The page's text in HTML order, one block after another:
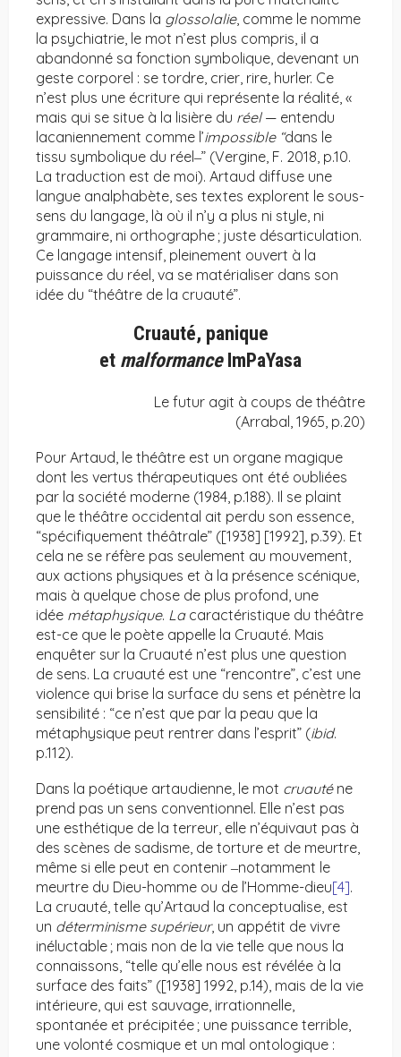
expressive. Dans la glossolalie, comme le nomme
la psychiatrie, le mot n’est plus compris, il a
abandonné sa fonction symbolique, devenant un
geste corporel : se tordre, crier, rire, hurler. Ce
n’est plus une écriture qui représente la réalité, «
mais qui se situe à la lisière du réel— entendu
lacaniennement comme l’impossible “dans le
tissu symbolique du réel‒” (Vergine, F. 2018, p.10.
La traduction est de moi). Artaud diffuse une
langue analphabète, ses textes explorent le sous-
sens du langage, là où il n’y a plus ni style, ni
grammaire, ni orthographe ; juste désarticulation.
Ce langage intensif, pleinement ouvert à la
puissance du réel, va se matérialiser dans son
idée du “théâtre de la cruauté”.
Cruauté, panique
et malformanceImPaYasa
Le futur agit à coups de théâtre
(Arrabal, 1965, p.20)
Pour Artaud, le théâtre est un organe magique
dont les vertus thérapeutiques ont été oubliées
par la société moderne (1984, p.188). Il se plaint
que le théâtre occidental ait perdu son essence,
“spécifiquement théâtrale” ([1938] [1992], p.39). Et
cela ne se réfère pas seulement au mouvement,
aux actions physiques et à la présence scénique,
mais à quelque chose de plus profond, une
idée métaphysique. Lacaractéristique du théâtre
est-ce que le poète appelle la Cruauté. Mais
enquêter sur la Cruauté n’est plus une question
de sens. La cruauté est une “rencontre”, c’est une
violence qui brise la surface du sens et pénètre la
sensibilité : “ce n’est que par la peau que la
métaphysique peut rentrer dans l’esprit” (ibid.
p.112).
Dans la poétique artaudienne, le mot cruauténe
prend pas un sens conventionnel. Elle n’est pas
une esthétique de la terreur, elle n’équivaut pas à
des scènes de sadisme, de torture et de meurtre,
même si elle peut en contenir ‒notamment le
meurtre du Dieu-homme ou de l’Homme-dieu[4].
La cruauté, telle qu’Artaud la conceptualise, est
un déterminisme supérieur, un appétit de vivre
inéluctable ; mais non de la vie telle que nous la
connaissons, “telle qu’elle nous est révélée à la
surface des faits” ([1938] 1992, p.14), mais de la vie
intérieure, qui est sauvage, irrationnelle,
spontanée et précipitée ; une puissance terrible,
une volonté cosmique et un mal ontologique :